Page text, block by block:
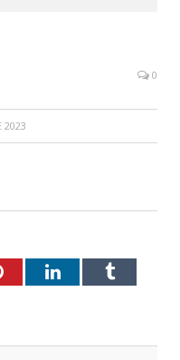
0
2023
PinterestLinkedInTumblr